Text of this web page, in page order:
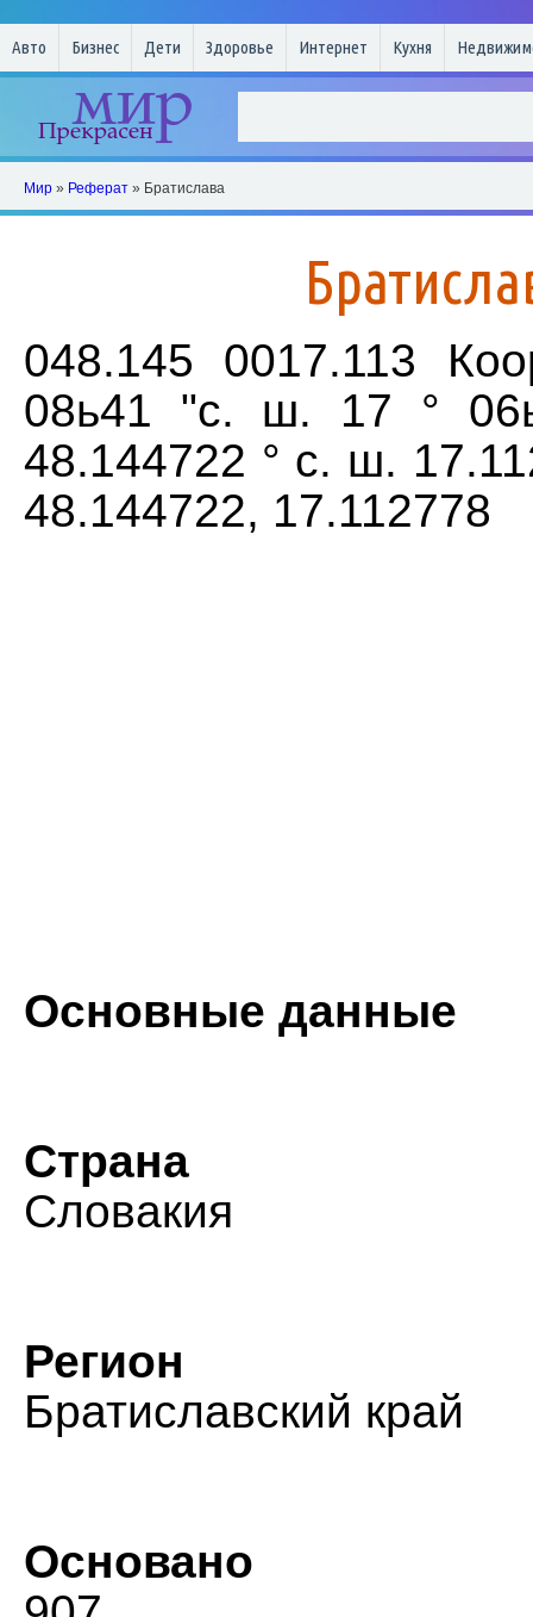
Авто Бизнес Дети Здоровье Интернет Кухня
Мир » Реферат » Братислава
048.145 0017.113
08ь41 "с. ш. 17 °
48.144722 ° с. ш.
48.144722, 17.112778
Основные данные
Страна
Словакия
Регион
Братиславский край
Основано